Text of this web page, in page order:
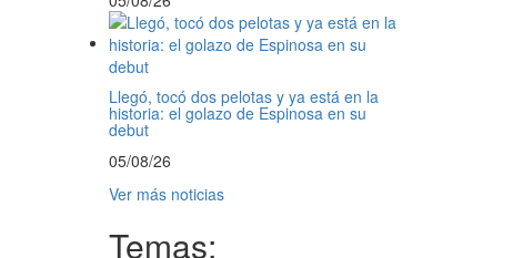
Llegó, tocó dos pelotas y ya está en la
historia: el golazo de Espinosa en su
debut
05/08/26
Ver más noticias
Temas: